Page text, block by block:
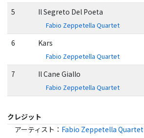
5 Il Segreto Del Poeta
Fabio Zeppetella Quartet
6 Kars
Fabio Zeppetella Quartet
7 Il Cane Giallo
Fabio Zeppetella Quartet
クレジット
アーティスト ： Fabio Zeppetella Quartet